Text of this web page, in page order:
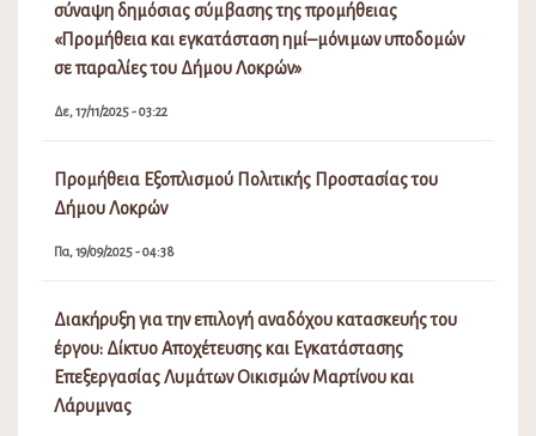
σύναψη δημόσιας σύμβασης της προμήθειας
«Προμήθεια και εγκατάσταση ημί–μόνιμων υποδομών
σε παραλίες του Δήμου Λοκρών»
Δε, 17/11/2025 - 03:22
Προμήθεια Εξοπλισμού Πολιτικής Προστασίας του
Δήμου Λοκρών
Πα, 19/09/2025 - 04:38
Διακήρυξη για την επιλογή αναδόχου κατασκευής του
έργου: Δίκτυο Αποχέτευσης και Εγκατάστασης
Επεξεργασίας Λυμάτων Οικισμών Μαρτίνου και
Λάρυμνας